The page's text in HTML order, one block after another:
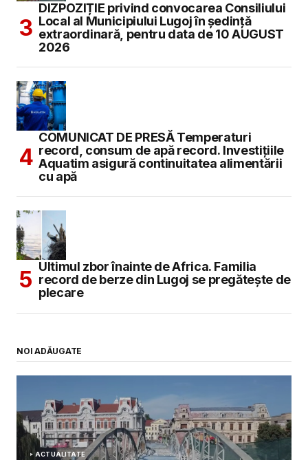
DIZPOZIȚIE privind convocarea Consiliului
Local al Municipiului Lugoj în şedinţă
extraordinară, pentru data de 10 AUGUST
2026
COMUNICAT DE PRESĂ Temperaturi
record, consum de apă record. Investițiile
Aquatim asigură continuitatea alimentării
cu apă
Ultimul zbor înainte de Africa. Familia
record de berze din Lugoj se pregătește de
plecare
NOI ADĂUGATE
ACTUALITATE